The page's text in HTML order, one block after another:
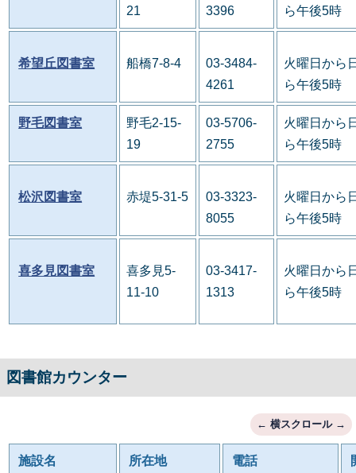
21
3396
ら午後5時
希望丘図書室 船橋7-8-4
03-3484-
4261
火曜日から
ら午後5時
野毛図書室
野毛2-15-
19
03-5706-
2755
火曜日から
ら午後5時
松沢図書室 赤堤5-31-5
03-3323-
8055
火曜日から
ら午後5時
喜多見図書室
喜多見5-
11-10
03-3417-
1313
火曜日から
ら午後5時
図書館カウンター
施設名 所在地 電話